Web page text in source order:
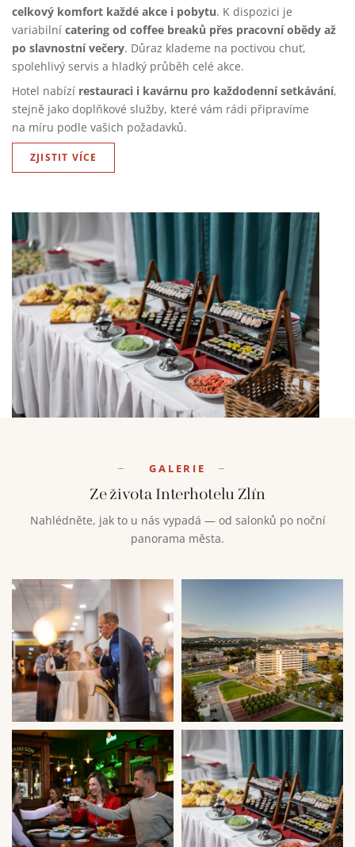
celkový komfort každé akce i pobytu. K dispozici je
variabilní catering od coffee breaků přes pracovní obědy až
po slavnostní večery. Důraz klademe na poctivou chuť,
spolehlivý servis a hladký průběh celé akce.
Hotel nabízí restauraci i kavárnu pro každodenní setkávání,
stejně jako doplňkové služby, které vám rádi připravíme
na míru podle vašich požadavků.
ZJISTIT VÍCE
GALERIE
Ze života Interhotelu Zlín
Nahlédněte, jak to u nás vypadá — od salonků po noční
panorama města.